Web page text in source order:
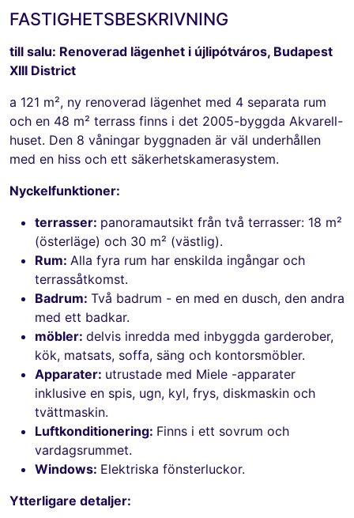
FASTIGHETSBESKRIVNING
till salu: Renoverad lägenhet i újlipótváros, Budapest
XIII District
a 121 m², ny renoverad lägenhet med 4 separata rum
och en 48 m² terrass finns i det 2005-byggda Akvarell-
huset. Den 8 våningar byggnaden är väl underhållen
med en hiss och ett säkerhetskamerasystem.
Nyckelfunktioner:
terrasser: panoramautsikt från två terrasser: 18 m²
(österläge) och 30 m² (västlig).
Rum: Alla fyra rum har enskilda ingångar och
terrassåtkomst.
Badrum: Två badrum - en med en dusch, den andra
med ett badkar.
möbler: delvis inredda med inbyggda garderober,
kök, matsats, soffa, säng och kontorsmöbler.
Apparater: utrustade med Miele -apparater
inklusive en spis, ugn, kyl, frys, diskmaskin och
tvättmaskin.
Luftkonditionering: Finns i ett sovrum och
vardagsrummet.
Windows: Elektriska fönsterluckor.
Ytterligare detaljer: